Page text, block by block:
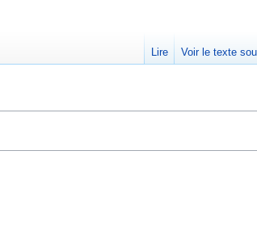
Lire Voir le texte